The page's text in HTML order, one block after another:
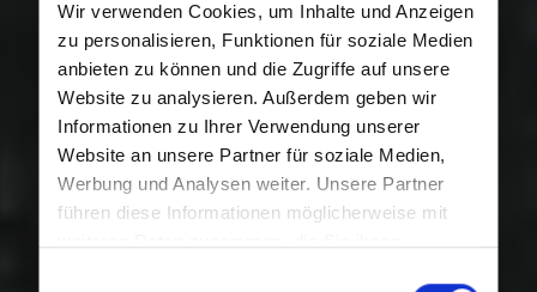
Wir verwenden Cookies, um Inhalte und Anzeigen
zu personalisieren, Funktionen für soziale Medien
anbieten zu können und die Zugriffe auf unsere
Website zu analysieren. Außerdem geben wir
Informationen zu Ihrer Verwendung unserer
Website an unsere Partner für soziale Medien,
Werbung und Analysen weiter. Unsere Partner
führen diese Informationen möglicherweise mit